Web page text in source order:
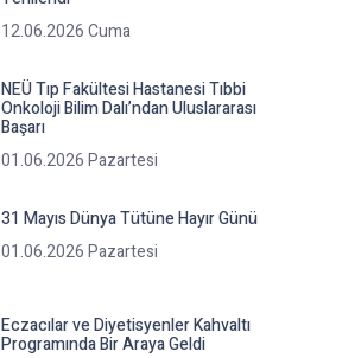
12.06.2026 Cuma
NEÜ Tıp Fakültesi Hastanesi Tıbbi
Onkoloji Bilim Dalı’ndan Uluslararası
Başarı
01.06.2026 Pazartesi
31 Mayıs Dünya Tütüne Hayır Günü
01.06.2026 Pazartesi
Eczacılar ve Diyetisyenler Kahvaltı
Programında Bir Araya Geldi